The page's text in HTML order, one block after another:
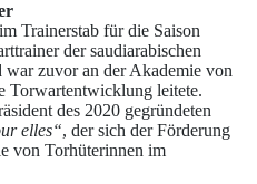
Trainerstab für die Saison
der saudiarabischen
war zuvor an der Akademie von
Torwartentwicklung leitete.
des 2020 gegründeten
elles“, der sich der Förderung
von Torhüterinnen im